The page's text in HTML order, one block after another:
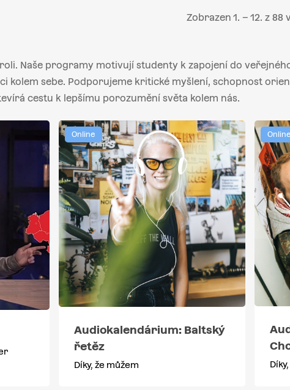
Zobrazen 1. – 12. z 88
Naše programy motivují studenty k zapojení do
kolem sebe. Podporujeme kritické myšlení, schopnost
cestu k lepšímu porozumění světa kolem nás.
Online
Audiokalendárium: Baltský
řetěz
Díky, že můžem
Online